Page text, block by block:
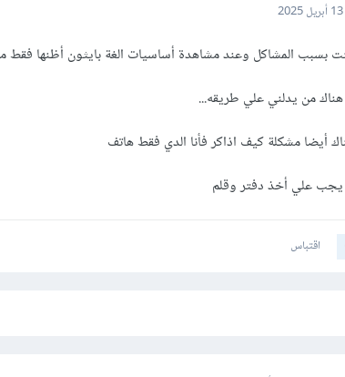
13 أبريل 2025
بسبب المشاكل وعند مشاهدة أساسيات الغة بايثون أظنها فقط
من يدلني علي طريقه...
أيضا مشكلة كيف اذاكر فأنا الدي فقط هاتف
علي أخذ دفتر وقلم
اقتباس